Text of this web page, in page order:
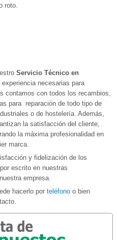
roto.
Servicio Técnico en
necesarias para
contamos con todos los recambios,
para reparación de todo tipo de
o de hostelería. Además,
la satisfacción del cliente,
la máxima profesionalidad en
marca.
y fidelización de los
escrito en nuestras
empresa.
hacerlo por teléfono o bien